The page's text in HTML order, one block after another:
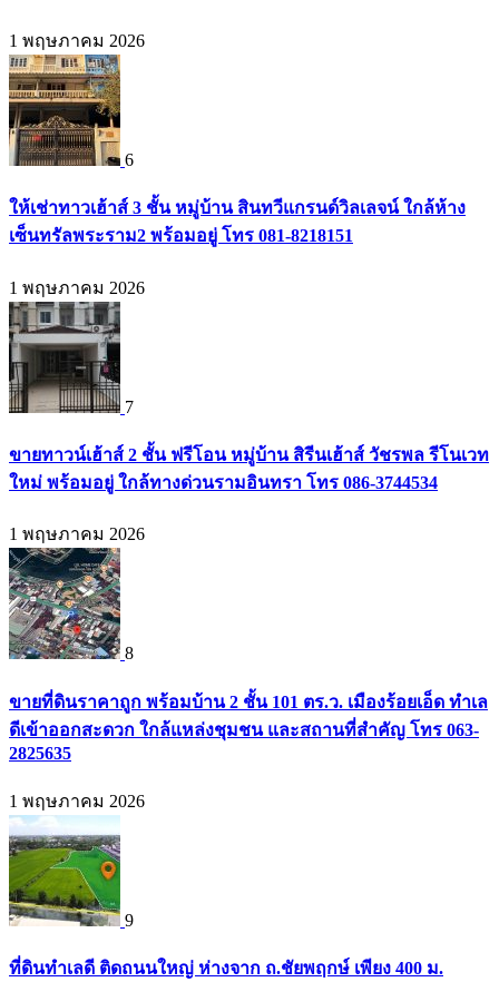
1 พฤษภาคม 2026
6
ให้เช่าทาวเฮ้าส์ 3 ชั้น หมู่บ้าน สินทวีแกรนด์วิลเลจน์ ใกล้ห้าง
เซ็นทรัลพระราม2 พร้อมอยู่ โทร 081-8218151
1 พฤษภาคม 2026
7
ขายทาวน์เฮ้าส์ 2 ชั้น ฟรีโอน หมู่บ้าน สิรีนเฮ้าส์ วัชรพล รีโนเวท
ใหม่ พร้อมอยู่ ใกล้ทางด่วนรามอินทรา โทร 086-3744534
1 พฤษภาคม 2026
8
ขายที่ดินราคาถูก พร้อมบ้าน 2 ชั้น 101 ตร.ว. เมืองร้อยเอ็ด ทำเล
ดีเข้าออกสะดวก ใกล้แหล่งชุมชน และสถานที่สำคัญ โทร 063-
2825635
1 พฤษภาคม 2026
9
ที่ดินทำเลดี ติดถนนใหญ่ ห่างจาก ถ.ชัยพฤกษ์ เพียง 400 ม.